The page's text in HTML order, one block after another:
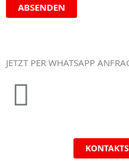
ABSENDEN
JETZT PER WHATSAPP